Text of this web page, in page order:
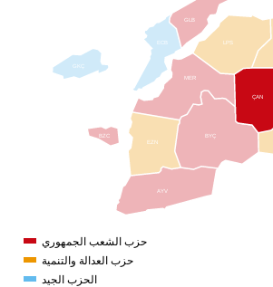
AYV
BYÇ
BZC
ÇAN
MER
ECB
EZN
GLB
GKÇ
LPS
حزب الشعب الجمهوري
حزب العدالة والتنمية
الحزب الجيد